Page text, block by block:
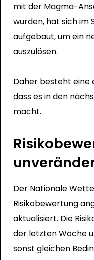
mit der Magma-
wurden, hat sich im
aufgebaut, um ein
auszulösen.
Daher besteht eine
dass es in den
macht.
Der Nationale
Risikobewertung
aktualisiert. Die
der letzten Woche
sonst gleichen